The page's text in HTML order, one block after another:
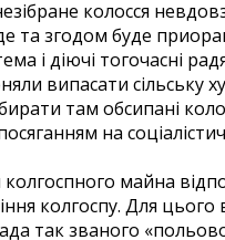
колосся
та згодом буде
і діючі тогочасні
випасати сільську
там обсипані
на
майна
колгоспу. Для цього
так званого